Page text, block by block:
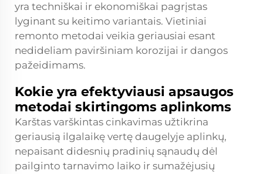
yra techniškai ir ekonomiškai pagrįstas
lyginant su keitimo variantais. Vietiniai
remonto metodai veikia geriausiai esant
nedideliam paviršiniam korozijai ir dangos
pažeidimams.
Kokie yra efektyviausi apsaugos
metodai skirtingoms aplinkoms
Karštas varškintas cinkavimas užtikrina
geriausią ilgalaikę vertę daugelyje aplinkų,
nepaisant didesnių pradinių sąnaudų dėl
pailginto tarnavimo laiko ir sumažėjusių